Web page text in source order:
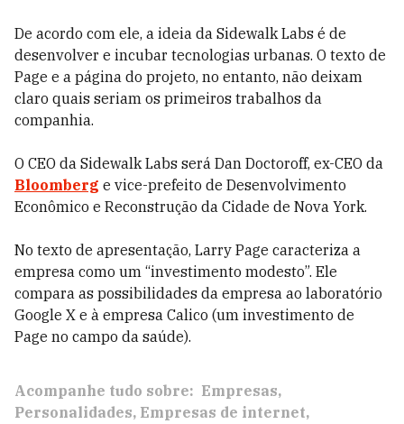
De acordo com ele, a ideia da Sidewalk Labs é de
desenvolver e incubar tecnologias urbanas. O texto de
Page e a página do projeto, no entanto, não deixam
claro quais seriam os primeiros trabalhos da
companhia.
O CEO da Sidewalk Labs será Dan Doctoroff, ex-CEO da
Bloomberg e vice-prefeito de Desenvolvimento
Econômico e Reconstrução da Cidade de Nova York.
No texto de apresentação, Larry Page caracteriza a
empresa como um “investimento modesto”. Ele
compara as possibilidades da empresa ao laboratório
Google X e à empresa Calico (um investimento de
Page no campo da saúde).
Acompanhe tudo sobre: Empresas
Personalidades Empresas de internet